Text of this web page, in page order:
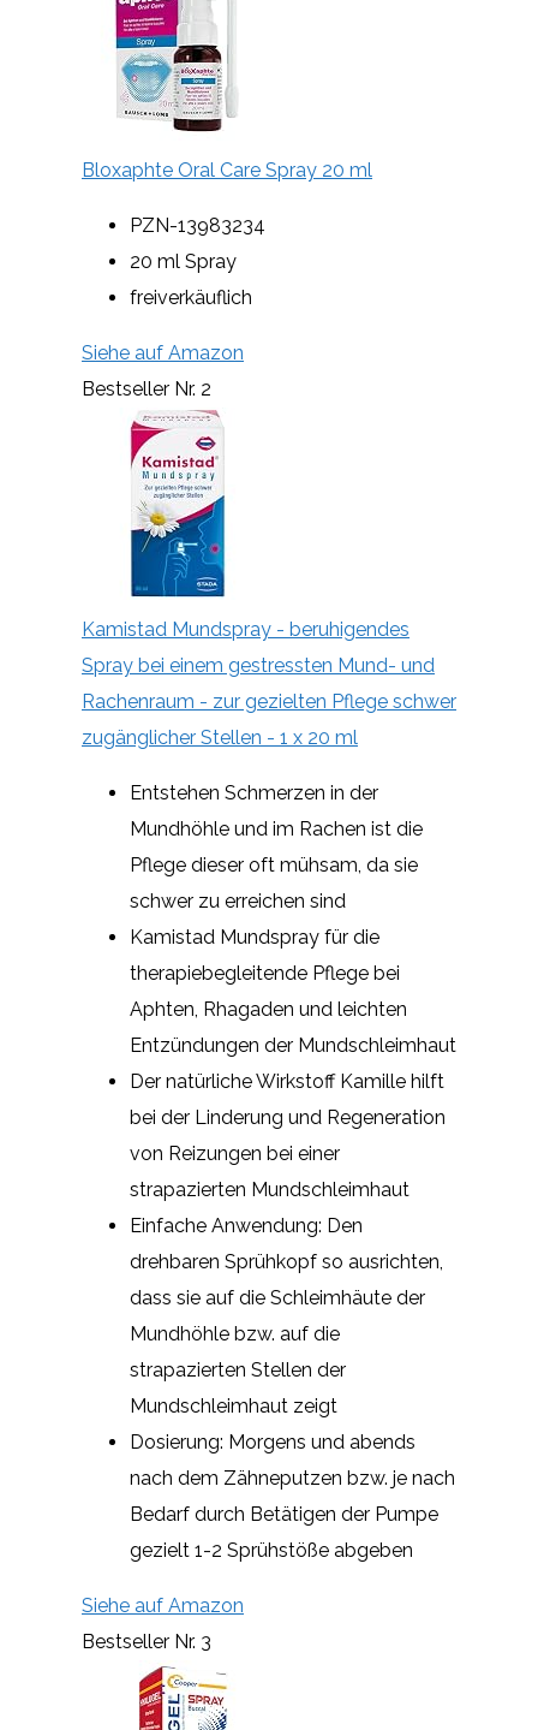
Bloxaphte Oral Care Spray 20 ml
PZN-13983234
20 ml Spray
freiverkäuflich
Siehe auf Amazon
Bestseller Nr. 2
Kamistad Mundspray - beruhigendes
Spray bei einem gestressten Mund- und
Rachenraum - zur gezielten Pflege schwer
zugänglicher Stellen - 1 x 20 ml
Entstehen Schmerzen in der
Mundhöhle und im Rachen ist die
Pflege dieser oft mühsam, da sie
schwer zu erreichen sind
Kamistad Mundspray für die
therapiebegleitende Pflege bei
Aphten, Rhagaden und leichten
Entzündungen der Mundschleimhaut
Der natürliche Wirkstoff Kamille hilft
bei der Linderung und Regeneration
von Reizungen bei einer
strapazierten Mundschleimhaut
Einfache Anwendung: Den
drehbaren Sprühkopf so ausrichten,
dass sie auf die Schleimhäute der
Mundhöhle bzw. auf die
strapazierten Stellen der
Mundschleimhaut zeigt
Dosierung: Morgens und abends
nach dem Zähneputzen bzw. je nach
Bedarf durch Betätigen der Pumpe
gezielt 1-2 Sprühstöße abgeben
Siehe auf Amazon
Bestseller Nr. 3